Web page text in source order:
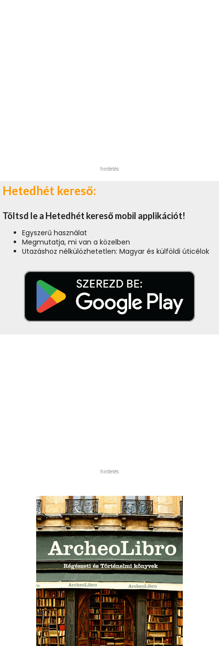
hirdetés
Hetedhét kereső:
Töltsd le a Hetedhét kereső mobil applikációt!
Egyszerű használat
Megmutatja, mi van a közelben
Utazáshoz nélkülözhetetlen: Magyar és külföldi úticélok
hirdetés